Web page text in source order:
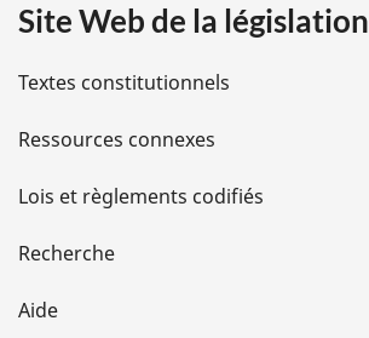
i
l
s
d
e
l
Site Web de la législation
Textes constitutionnels
Ressources connexes
Lois et règlements codifiés
Recherche
Aide